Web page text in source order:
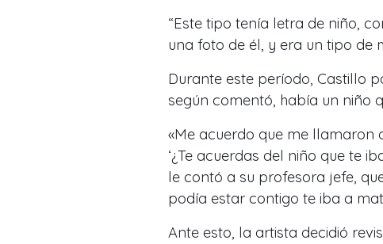
“Este tipo tenía letra de niño,
una foto de él, y era un tipo de
Durante este período, Castillo
según comentó, había un niño
«Me acuerdo que me
‘¿Te acuerdas del niño que te
le contó a su profesora jefe,
podía estar contigo te iba a
Ante esto, la artista decidió